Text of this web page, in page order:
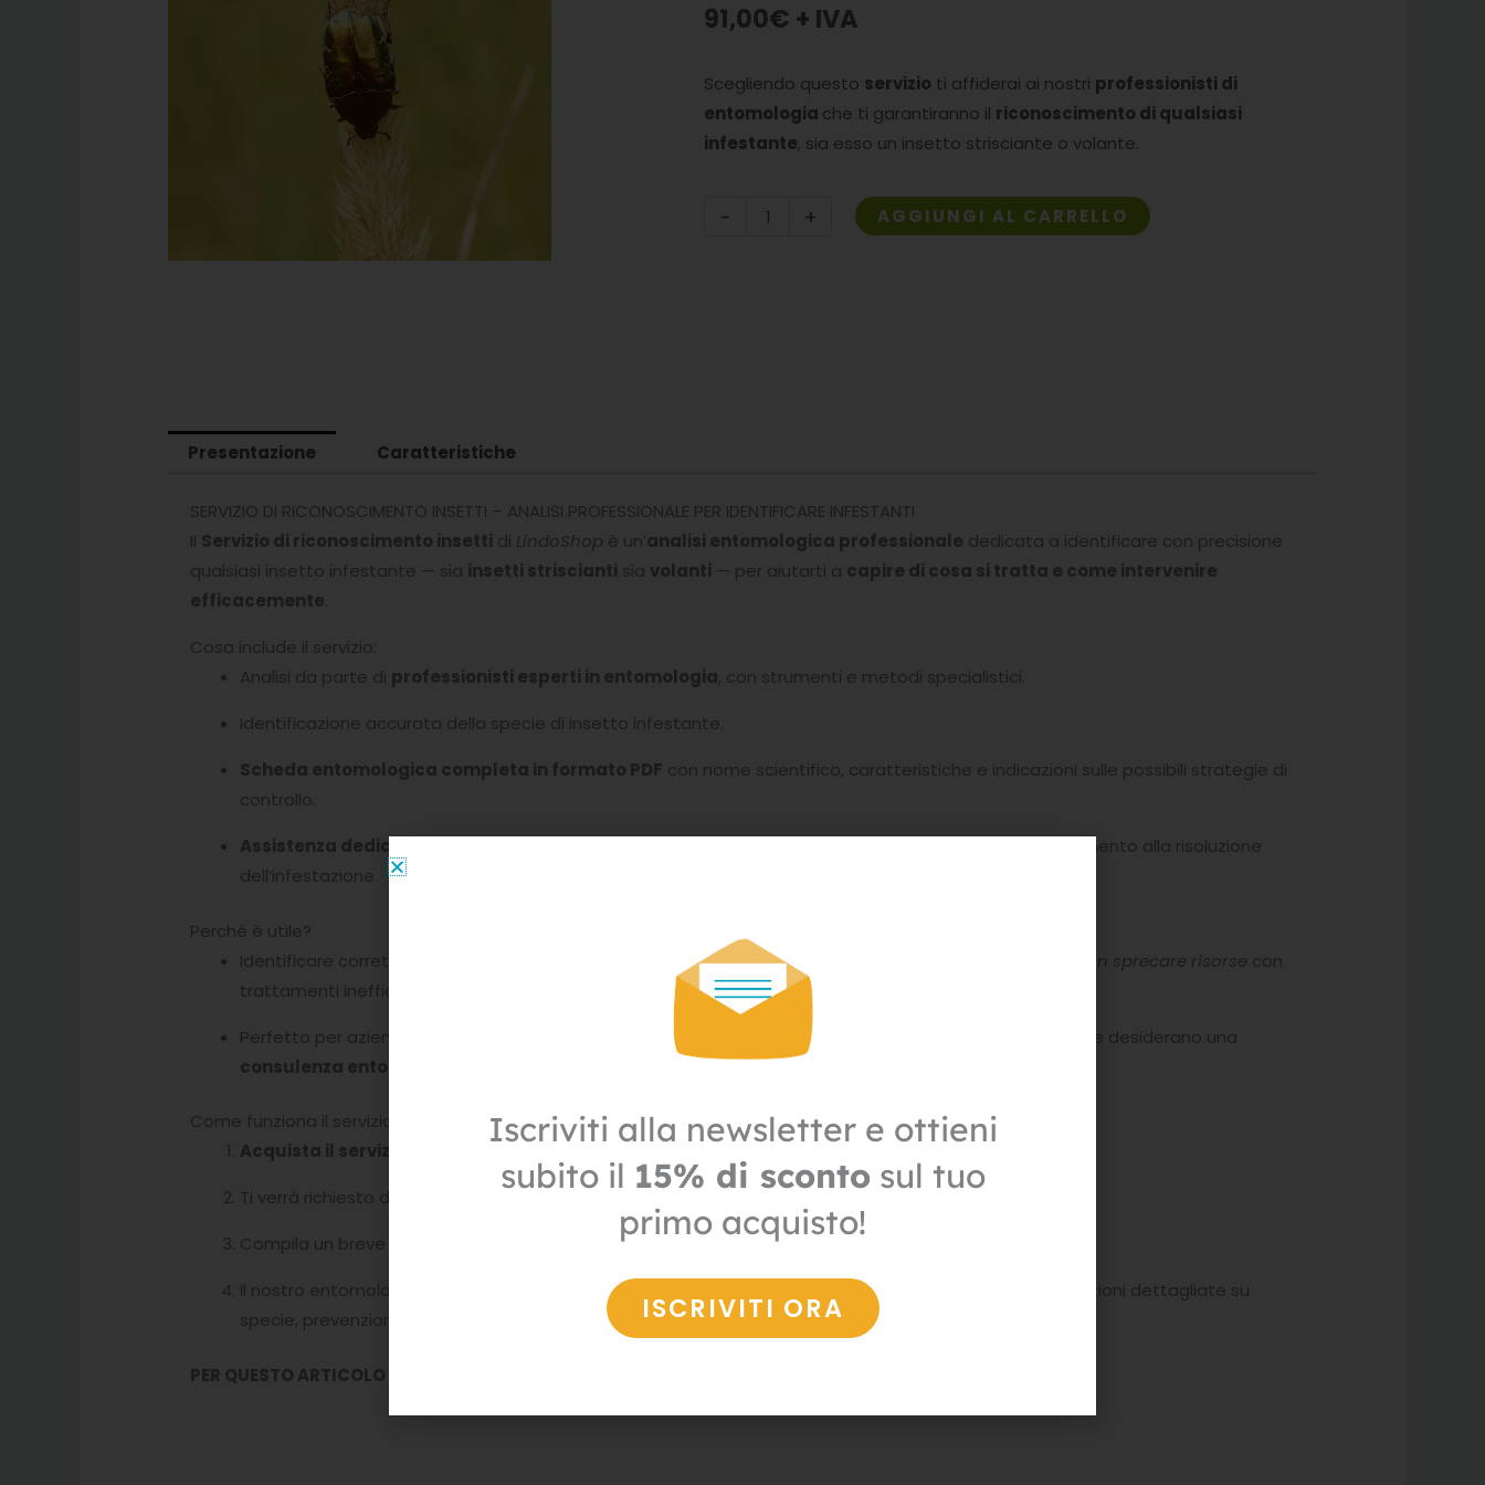
91,00€ + IVA
Scegliendo questo servizio ti affiderai ai nostri professionisti di
entomologia che ti garantiranno il riconoscimento di qualsiasi
infestante, sia esso un insetto strisciante o volante.
-
Riconoscimento
+ AGGIUNGI AL CARRELLO
Presentazione Caratteristiche
SERVIZIO DI RICONOSCIMENTO INSETTI – ANALISI PROFESSIONALE PER IDENTIFICARE INFESTANTI
Il Servizio di riconoscimento insetti di LindoShop è un’analisi entomologica professionale dedicata a identificare con precisione
qualsiasi insetto infestante — sia insetti striscianti sia volanti — per aiutarti a capire di cosa si tratta e come intervenire
efficacemente
Cosa include il servizio:
Analisi da parte di professionisti esperti in entomologia, con strumenti e metodi specialistici.
Identificazione accurata della specie di insetto infestante.
Scheda entomologica completa in formato PDF con nome scientifico, caratteristiche e indicazioni sulle possibili strategie di
controllo.
Assistenza dedicata
: verrai contattato da un esperto che ti guiderà passo dopo passo dal riconoscimento alla risoluzione
dell’infestazione.
Perché è utile?
Identificare correttamente un insetto è fondamentale per scegliere il metodo di lotta più efficace e
non sprecare risorse con
trattamenti inefficaci.
Perfetto per aziende, agricoltori, strutture HACCP o privati che hanno avvistato un insetto sconosciuto e desiderano una
consulenza entomologica qualificata
Come funziona il servizio:
Acquista il servizio online
Ti verrà richiesto di
Compila un breve questionario per fornire informazioni utili al riconoscimento.
Il nostro entomologo analizzerà il campione e ti invierà la
scheda entomologica completa
con indicazioni dettagliate su
specie, prevenzione e azioni consigliate.
PER QUESTO ARTICOLO NON PUÒ ESSERE EFFETTUATO IL PAGAMENTO TRAMITE CONTRASSEGNO.
Iscriviti alla newsletter e ottieni
subito il 15% di sconto sul tuo
primo acquisto!
ISCRIVITI ORA